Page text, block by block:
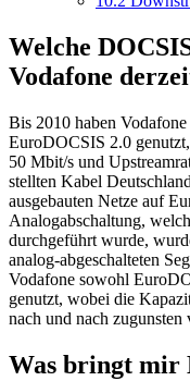
Welche
Vodafone
Bis 2010 haben
EuroDOCSIS 2.0
50 Mbit/s und
stellten Kabel
ausgebauten Netze auf
Analogabschaltung,
durchgeführt wurde,
analog-abgeschalteten
Vodafone sowohl
genutzt, wobei die
nach und nach
Was bringt mir